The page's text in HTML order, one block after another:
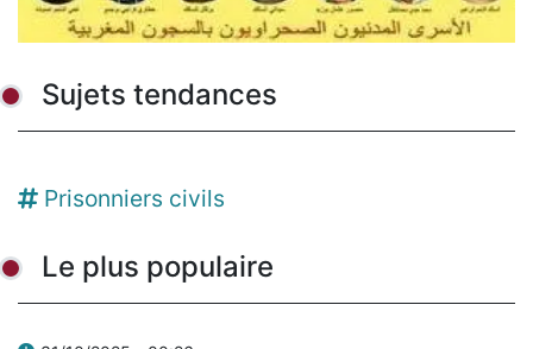
Sujets tendances
Prisonniers civils
Le plus populaire